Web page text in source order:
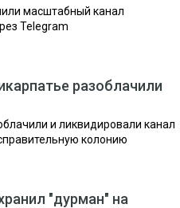
масштабный канал
Telegram
разоблачили
и ликвидировали канал
колонию
"дурман" на